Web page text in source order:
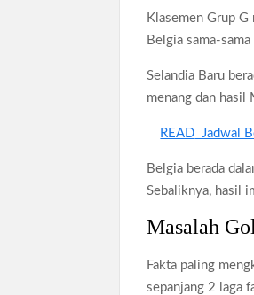
Klasemen Grup
Belgia sama-
Selandia Baru
menang dan hasil
READ Jadwal
Belgia berada
Sebaliknya, hasil
Masalah
Fakta paling
sepanjang 2 laga